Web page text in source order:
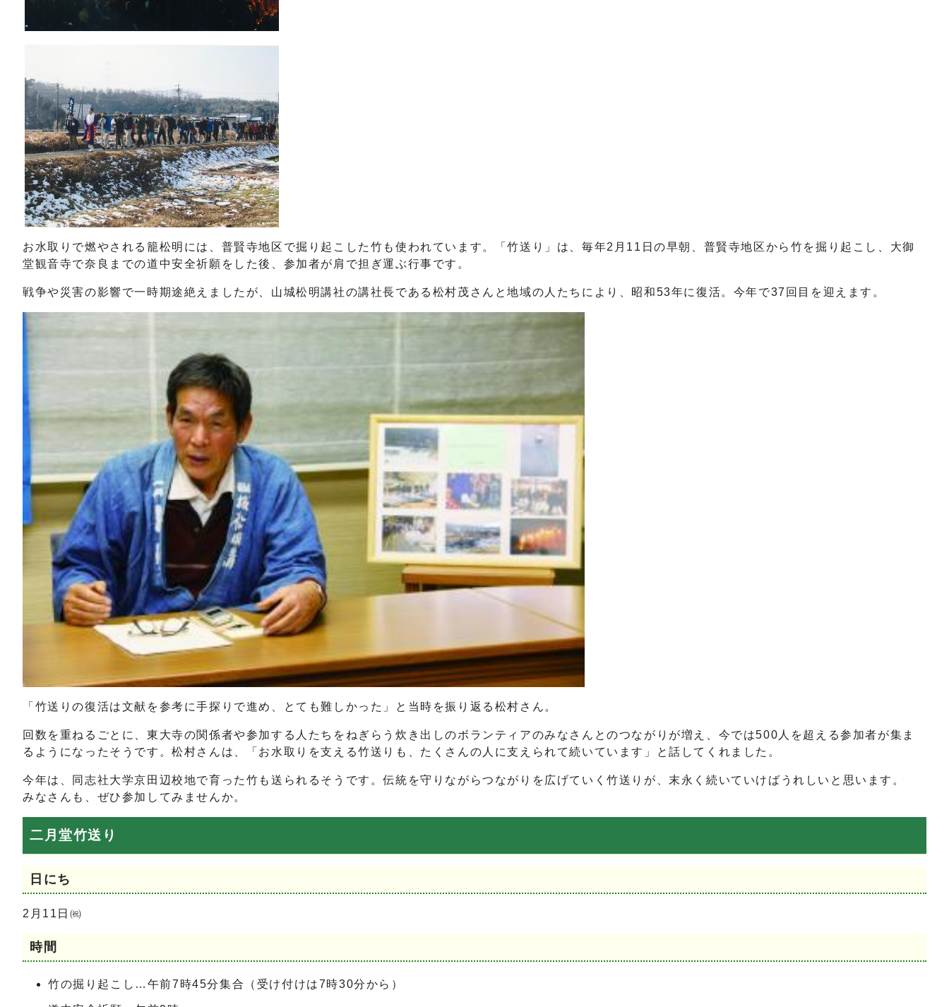
お水取りで燃やされる籠松明には、普賢寺地区で掘り起こした竹も使われています。「竹送り」は、毎年2月11日の早朝、普賢寺地区から竹を掘り起こし、大御
堂観音寺で奈良までの道中安全祈願をした後、参加者が肩で担ぎ運ぶ行事です。
戦争や災害の影響で一時期途絶えましたが、山城松明講社の講社長である松村茂さんと地域の人たちにより、昭和53年に復活。今年で37回目を迎えます。
「竹送りの復活は文献を参考に手探りで進め、とても難しかった」と当時を振り返る松村さん。
回数を重ねるごとに、東大寺の関係者や参加する人たちをねぎらう炊き出しのボランティアのみなさんとのつながりが増え、今では500人を超える参加者が集ま
るようになったそうです。松村さんは、「お水取りを支える竹送りも、たくさんの人に支えられて続いています」と話してくれました。
今年は、同志社大学京田辺校地で育った竹も送られるそうです。伝統を守りながらつながりを広げていく竹送りが、末永く続いていけばうれしいと思います。
みなさんも、ぜひ参加してみませんか。
二月堂竹送り
日にち
2月11日㈷
時間
竹の掘り起こし…午前7時45分集合（受け付けは7時30分から）